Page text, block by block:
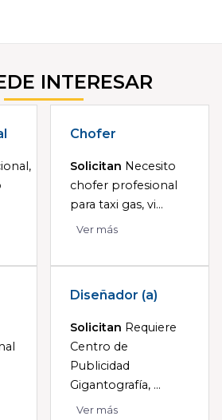
INTERESAR
Chofer
Solicitan Necesito
chofer profesional
para taxi gas, vi...
Ver más
Diseñador (a)
Solicitan Requiere
Centro de
Publicidad
Gigantografía, ...
Ver más